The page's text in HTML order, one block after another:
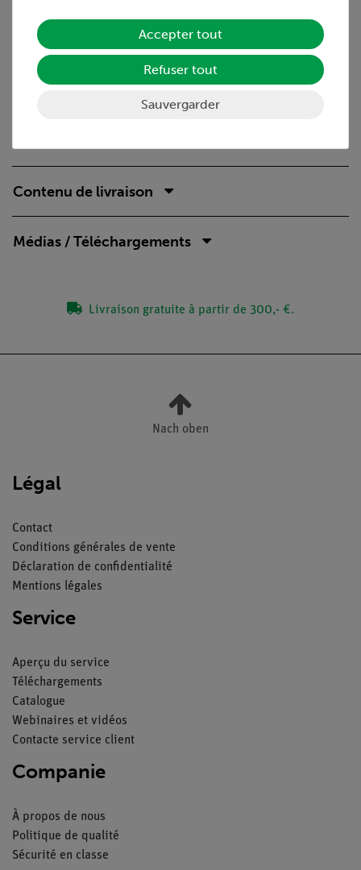
L'alimentation électrique utilisée est polyvalente et
convient particulièrement aux tests des élèves de tous
Contenu de livraison
Médias / Téléchargements
Livraison gratuite à partir de 300,- €.
Nach oben
Légal
Contact
Conditions générales de vente
Déclaration de confidentialité
Mentions légales
Service
Aperçu du service
Téléchargements
Catalogue
Webinaires et vidéos
Contacte service client
Companie
À propos de nous
Politique de qualité
Sécurité en classe
Accepter tout
Refuser tout
Sauvergarder